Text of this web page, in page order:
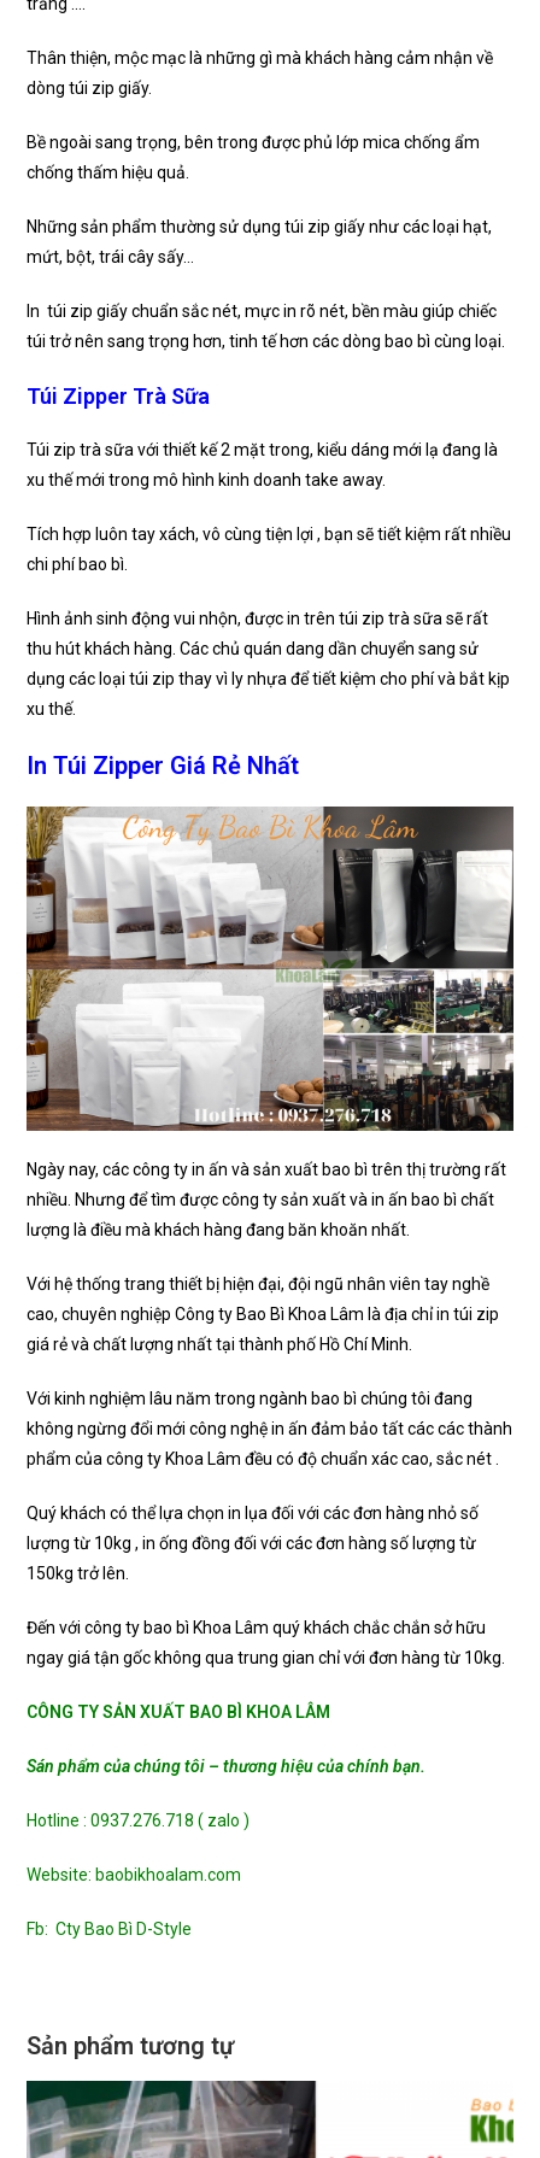
trắng ….
Thân thiện, mộc mạc là những gì mà khách hàng cảm nhận về
dòng túi zip giấy.
Bề ngoài sang trọng, bên trong được phủ lớp mica chống ẩm
chống thấm hiệu quả.
Những sản phẩm thường sử dụng túi zip giấy như các loại hạt,
mứt, bột, trái cây sấy…
In túi zip giấy chuẩn sắc nét, mực in rõ nét, bền màu giúp chiếc
túi trở nên sang trọng hơn, tinh tế hơn các dòng bao bì cùng loại.
Túi Zipper Trà Sữa
Túi zip trà sữa với thiết kế 2 mặt trong, kiểu dáng mới lạ đang là
xu thế mới trong mô hình kinh doanh take away.
Tích hợp luôn tay xách, vô cùng tiện lợi , bạn sẽ tiết kiệm rất nhiều
chi phí bao bì.
Hình ảnh sinh động vui nhộn, được in trên túi zip trà sữa sẽ rất
thu hút khách hàng. Các chủ quán dang dần chuyển sang sử
dụng các loại túi zip thay vì ly nhựa để tiết kiệm cho phí và bắt kịp
xu thế.
In Túi Zipper Giá Rẻ Nhất
Ngày nay, các công ty in ấn và sản xuất bao bì trên thị trường rất
nhiều. Nhưng để tìm được công ty sản xuất và in ấn bao bì chất
lượng là điều mà khách hàng đang băn khoăn nhất.
Với hệ thống trang thiết bị hiện đại, đội ngũ nhân viên tay nghề
cao, chuyên nghiệp Công ty Bao Bì Khoa Lâm là địa chỉ in túi zip
giá rẻ và chất lượng nhất tại thành phố Hồ Chí Minh.
Với kinh nghiệm lâu năm trong ngành bao bì chúng tôi đang
không ngừng đổi mới công nghệ in ấn đảm bảo tất các các thành
phẩm của công ty Khoa Lâm đều có độ chuẩn xác cao, sắc nét .
Quý khách có thể lựa chọn in lụa đối với các đơn hàng nhỏ số
lượng từ 10kg , in ống đồng đối với các đơn hàng số lượng từ
150kg trở lên.
Đến với công ty bao bì Khoa Lâm quý khách chắc chắn sở hữu
ngay giá tận gốc không qua trung gian chỉ với đơn hàng từ 10kg.
CÔNG TY SẢN XUẤT BAO BÌ KHOA LÂM
Sán phẩm của chúng tôi – thương hiệu của chính bạn.
Hotline : 0937.276.718 ( zalo )
Website: baobikhoalam.com
Fb:Cty Bao Bì D-Style
Sản phẩm tương tự